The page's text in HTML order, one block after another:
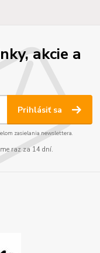
akcie a
Prihlásiť sa
zasielania newslettera.
raz za 14 dní.